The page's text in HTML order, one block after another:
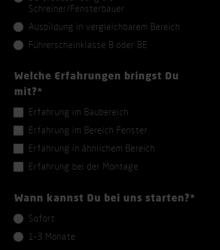
c
h
f
e
d
Schreiner/Fensterbauer
Ausbildung in vergleichbarem Bereich
Führerscheinklasse B oder BE
P
f
l
i
h
t
e
l
d
Welche Erfahrungen bringst Du
mit?*
Erfahrung im Baubereich
Erfahrung im Bereich Fenster
Erfahrung in ähnlichem Bereich
Erfahrung bei der Montage
P
f
l
Wann kannst Du bei uns starten?*
Sofort
1-3 Monate